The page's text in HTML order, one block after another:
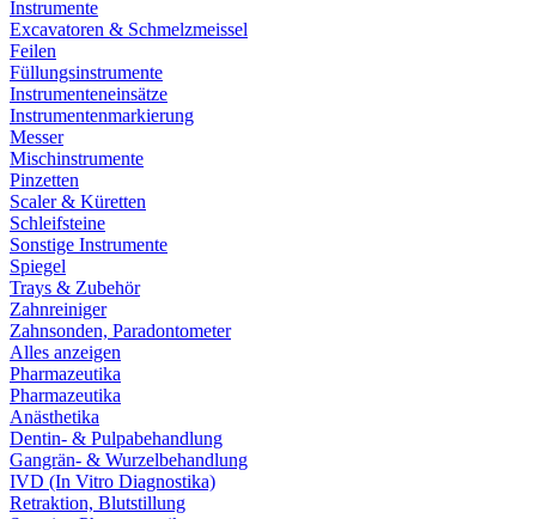
Instrumente
Excavatoren & Schmelzmeissel
Feilen
Füllungsinstrumente
Instrumenteneinsätze
Instrumentenmarkierung
Messer
Mischinstrumente
Pinzetten
Scaler & Küretten
Schleifsteine
Sonstige Instrumente
Spiegel
Trays & Zubehör
Zahnreiniger
Zahnsonden, Paradontometer
Alles anzeigen
Pharmazeutika
Pharmazeutika
Anästhetika
Dentin- & Pulpabehandlung
Gangrän- & Wurzelbehandlung
IVD (In Vitro Diagnostika)
Retraktion, Blutstillung